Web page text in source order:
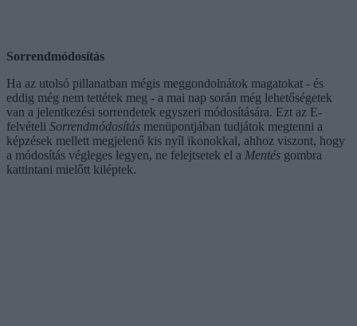
Sorrendmódosítás
Ha az utolsó pillanatban mégis meggondolnátok magatokat - és
eddig még nem tettétek meg - a mai nap során még lehetőségetek
van a jelentkezési sorrendetek egyszeri módosítására. Ezt az E-
felvételi Sorrendmódosítás menüpontjában tudjátok megtenni a
képzések mellett megjelenő kis nyíl ikonokkal, ahhoz viszont, hogy
a módosítás végleges legyen, ne felejtsetek el a Mentés gombra
kattintani mielőtt kiléptek.